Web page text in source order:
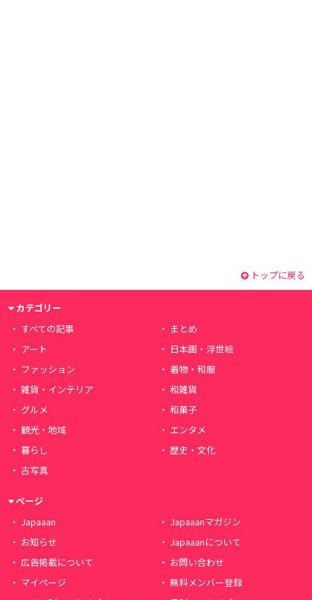
トップに戻る
カテゴリー
すべての記事
まとめ
アート
日本画・浮世絵
ファッション
着物・和服
雑貨・インテリア
和雑貨
グルメ
和菓子
観光・地域
エンタメ
暮らし
歴史・文化
古写真
ページ
Japaaan
Japaaanマガジン
お知らせ
Japaaanについて
広告掲載について
お問い合わせ
マイページ
無料メンバー登録